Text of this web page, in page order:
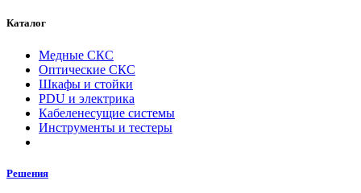
Каталог
Медные СКС
Оптические СКС
Шкафы и стойки
PDU и электрика
Кабеленесущие системы
Инструменты и тестеры
Решения